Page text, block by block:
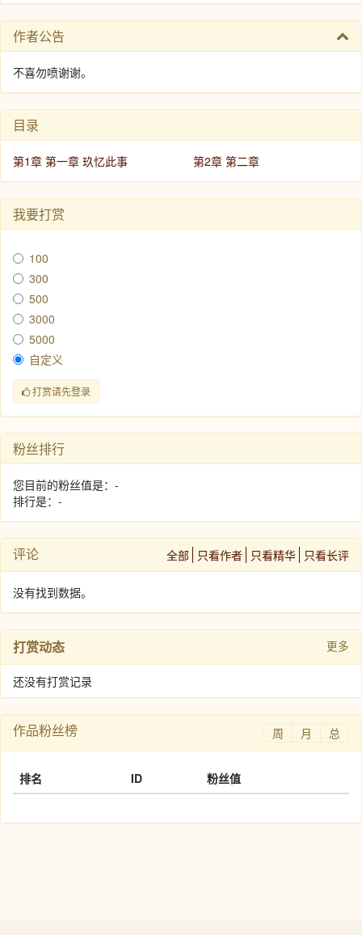
作者公告
不喜勿喷谢谢。
目录
第1章 第一章 玖忆此事 第2章 第二章
我要打赏
100
300
500
3000
5000
自定义
打赏请先登录
粉丝排行
您目前的粉丝值是：-
排行是：-
评论 全部 只看作者 只看精华 只看长评
没有找到数据。
打赏动态 更多
还没有打赏记录
作品粉丝榜 周 月 总
排名 ID 粉丝值